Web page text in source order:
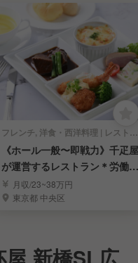
フレンチ, 洋食・西洋料理 | レストランサービス・ホールスタッフ
《ホール一般〜即戦力》千疋屋
が運営するレストラン＊労働環
境安定＊賞与年3回
月収/23~38万円
東京都 中央区